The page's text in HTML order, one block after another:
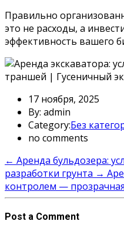
Правильно
это не расходы, а
эффективность вашего
17 ноября, 2025
By: admin
Category:Без
no comments
← Аренда бульдозера:
разработки грунта →
контролем —
Post a Comment